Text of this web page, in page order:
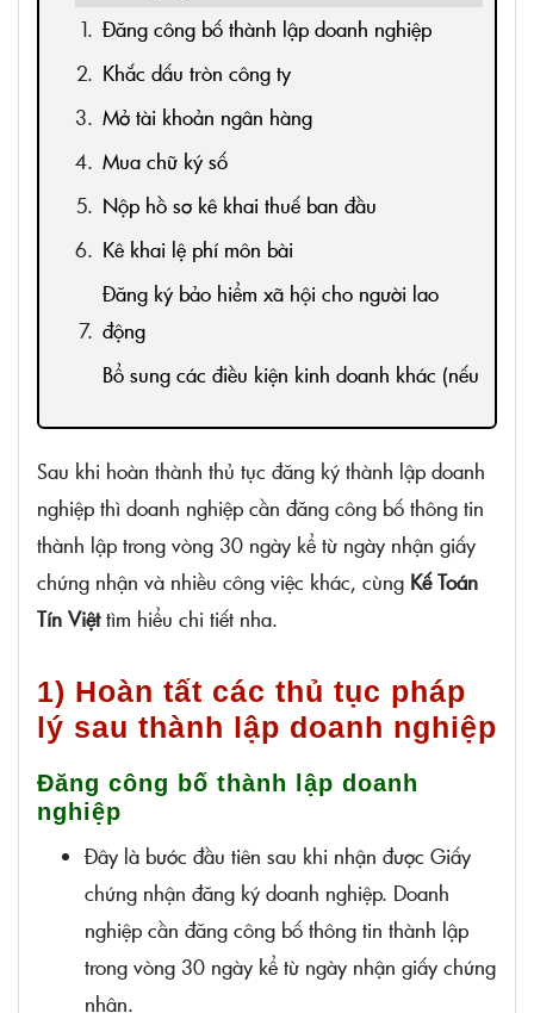
Đăng công bố thành lập doanh nghiệp
Khắc dấu tròn công ty
Mở tài khoản ngân hàng
Mua chữ ký số
Nộp hồ sơ kê khai thuế ban đầu
Kê khai lệ phí môn bài
Đăng ký bảo hiểm xã hội cho người lao
động
Bổ sung các điều kiện kinh doanh khác (nếu
2) Xây dựng hệ thống quản lý
Ban hành các quy chế, nội quy
Lập kế hoạch kinh doanh
Tuyển dụng nhân sự
Tìm kiếm khách hàng
3) Duy trì hoạt động của doanh nghiệp
Kê khai và nộp thuế đúng hạn
Tham gia bảo hiểm cho người lao động
Tuân thủ pháp luật:
Sau khi hoàn thành thủ tục đăng ký thành lập doanh
nghiệp thì doanh nghiệp cần đăng công bố thông tin
thành lập trong vòng 30 ngày kể từ ngày nhận giấy
chứng nhận và nhiều công việc khác, cùng Kế Toán
Tín Việttìm hiểu chi tiết nha.
1) Hoàn tất các thủ tục pháp
lý sau thành lập doanh nghiệp
Đăng công bố thành lập doanh
nghiệp
Đây là bước đầu tiên sau khi nhận được Giấy
chứng nhận đăng ký doanh nghiệp. Doanh
nghiệp cần đăng công bố thông tin thành lập
trong vòng 30 ngày kể từ ngày nhận giấy chứng
nhận.